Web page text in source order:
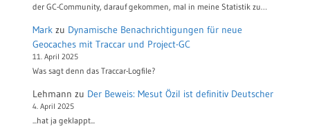
der GC-Community, darauf gekommen, mal in meine Statistik zu…
Mark zu Dynamische Benachrichtigungen für neue
Geocaches mit Traccar und Project-GC
11. April 2025
Was sagt denn das Traccar-Logfile?
Lehmann zu Der Beweis: Mesut Özil ist definitiv Deutscher
4. April 2025
...hat ja geklappt...